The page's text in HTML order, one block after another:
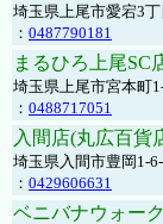
埼玉県上尾市愛宕3
： 0487790181
まるひろ上尾SC
埼玉県上尾市宮本町
： 0488717051
入間店(丸広百貨
埼玉県入間市豊岡1-
： 0429606631
ベニバナウォー